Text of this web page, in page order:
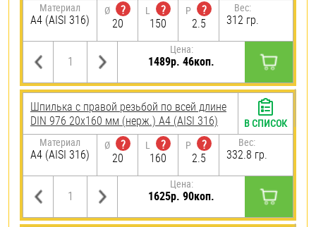
Материал
A4 (AISI 316)
Ø
?
20
L
?
150
P
?
2.5
Вес:
312 гр.
Цена:
1489р. 46коп.
Шпилька с правой резьбой по всей длине
DIN 976 20х160 мм (нерж.) A4 (AISI 316)
Материал
A4 (AISI 316)
Ø
?
20
L
?
160
P
?
2.5
Вес:
332.8 гр.
Цена:
1625р. 90коп.
В СПИСОК